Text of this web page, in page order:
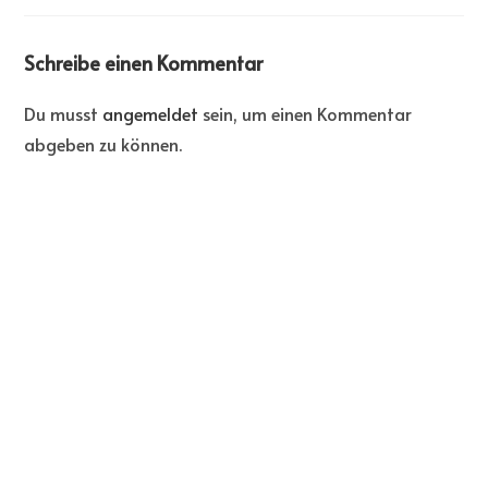
Schreibe einen Kommentar
Du musst angemeldet sein, um einen Kommentar
abgeben zu können.